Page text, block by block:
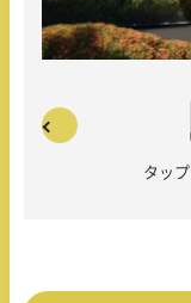
タッ